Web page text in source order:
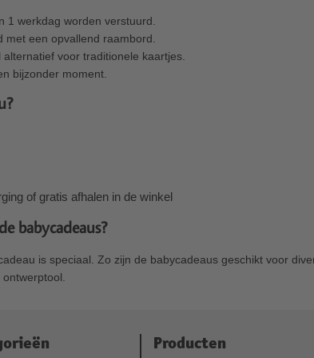
1 werkdag worden verstuurd.
een opvallend raambord.
voor traditionele kaartjes.
bijzonder moment.
of gratis afhalen in de winkel
babycadeaus?
is speciaal. Zo zijn de babycadeaus geschikt voor
Producten